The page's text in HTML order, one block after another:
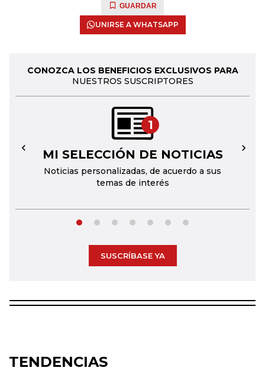
GUARDAR
UNIRSE A WHATSAPP
CONOZCA LOS BENEFICIOS EXCLUSIVOS PARA
NUESTROS SUSCRIPTORES
1
MI SELECCIÓN DE NOTICIAS
Noticias personalizadas, de acuerdo a sus
temas de interés
← →
SUSCRÍBASE YA
TENDENCIAS